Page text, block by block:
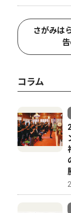
さがみは
コラム